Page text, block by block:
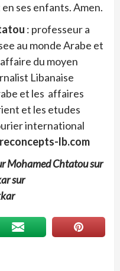
ses enfants. Amen.
: professeur a
au monde Arabe et
du moyen
Libanaise
et les affaires
et les etudes
international
lb.com
Mohamed Chtatou sur
sur